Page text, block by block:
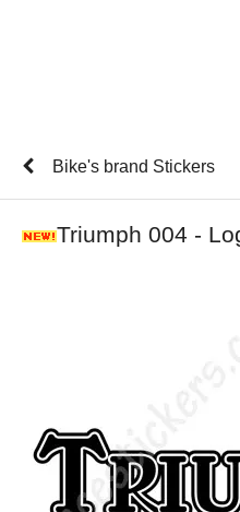
Bike's brand Stickers
Triumph 004 -